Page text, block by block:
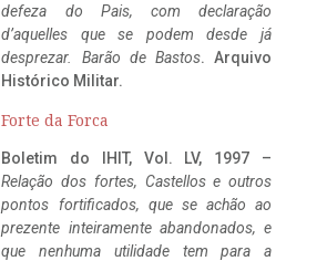
defeza do Pais, com declaração
d’aquelles que se podem desde já
desprezar. Barão de Bastos. Arquivo
Histórico Militar.
Forte da Forca
Boletim do IHIT, Vol. LV, 1997 –
Relação dos fortes, Castellos e outros
pontos fortificados, que se achão ao
prezente inteiramente abandonados, e
que nenhuma utilidade tem para a